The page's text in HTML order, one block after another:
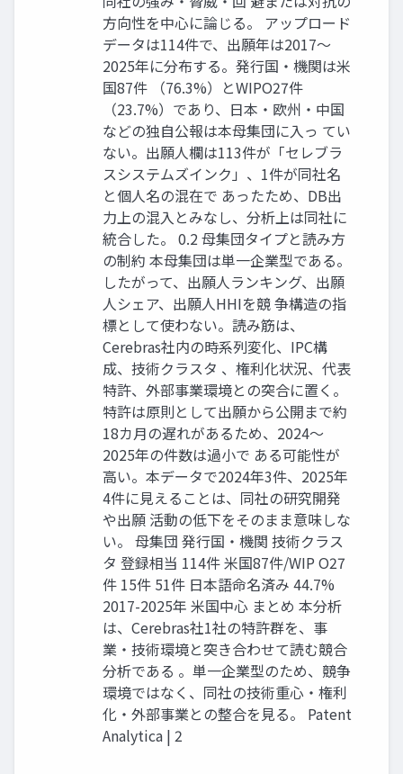
方向性を中心に論じる。 アップロード
データは114件で、出願年は2017〜
2025年に分布する。発行国・機関は米
国87件 （76.3%）とWIPO27件
（23.7%）であり、日本・欧州・中国
などの独自公報は本母集団に入っ てい
ない。出願人欄は113件が「セレブラ
スシステムズインク」、1件が同社名
と個人名の混在で あったため、DB出
力上の混入とみなし、分析上は同社に
統合した。 0.2 母集団タイプと読み方
の制約 本母集団は単一企業型である。
したがって、出願人ランキング、出願
人シェア、出願人HHIを競 争構造の指
標として使わない。読み筋は、
Cerebras社内の時系列変化、IPC構
成、技術クラスタ 、権利化状況、代表
特許、外部事業環境との突合に置く。
特許は原則として出願から公開まで約
18カ月の遅れがあるため、2024〜
2025年の件数は過小で ある可能性が
高い。本データで2024年3件、2025年
4件に見えることは、同社の研究開発
や出願 活動の低下をそのまま意味しな
い。 母集団 発行国・機関 技術クラス
タ 登録相当 114件 米国87件/WIP O27
件 15件 51件 日本語命名済み 44.7%
2017-2025年 米国中心 まとめ 本分析
は、Cerebras社1社の特許群を、事
業・技術環境と突き合わせて読む競合
分析である 。単一企業型のため、競争
環境ではなく、同社の技術重心・権利
化・外部事業との整合を見る。 Patent
Analytica | 2